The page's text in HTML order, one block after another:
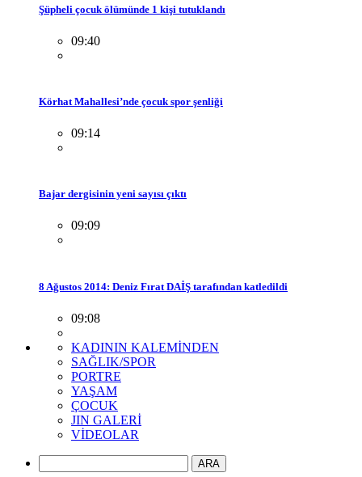
Şüpheli çocuk ölümünde 1 kişi tutuklandı
09:40
Körhat Mahallesi’nde çocuk spor şenliği
09:14
Bajar dergisinin yeni sayısı çıktı
09:09
8 Ağustos 2014: Deniz Fırat DAİŞ tarafından katledildi
09:08
KADININ KALEMİNDEN
SAĞLIK/SPOR
PORTRE
YAŞAM
ÇOCUK
JIN GALERİ
VİDEOLAR
ARA